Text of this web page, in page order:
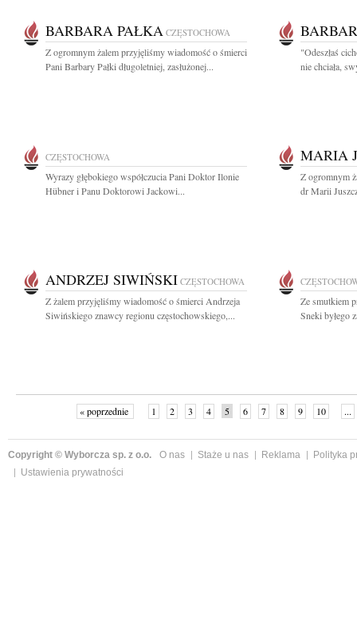
BARBARA PAŁKA CZĘSTOCHOWA
Z ogromnym żalem przyjęliśmy wiadomość o śmierci
Pani Barbary Pałki długoletniej, zasłużonej...
"Odeszłaś
nie chciała,
CZĘSTOCHOWA
Wyrazy głębokiego współczucia Pani Doktor Ilonie
Hübner i Panu Doktorowi Jackowi...
MARIA
Z ogromnym
dr Marii
ANDRZEJ SIWIŃSKI CZĘSTOCHOWA
Z żalem przyjęliśmy wiadomość o śmierci Andrzeja
Siwińskiego znawcy regionu częstochowskiego,...
Ze smutkiem
Sneki byłego
« poprzednie 1 2 3 4 5 6 7 8 9 10 ...
Copyright © Wyborcza sp. z o.o. O nas Staże u nas Reklama
Polityka
Ustawienia prywatności